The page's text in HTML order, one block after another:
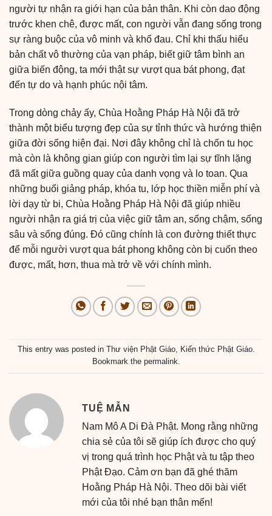
người tự nhận ra giới hạn của bản thân. Khi còn dao động
trước khen chê, được mất, con người vẫn đang sống trong
sự ràng buộc của vô minh và khổ đau. Chỉ khi thấu hiểu
bản chất vô thường của vạn pháp, biết giữ tâm bình an
giữa biến động, ta mới thật sự vượt qua bát phong, đạt
đến tự do và hạnh phúc nội tâm.
Trong dòng chảy ấy, Chùa Hoằng Pháp Hà Nội đã trở
thành một biểu tượng đẹp của sự tỉnh thức và hướng thiện
giữa đời sống hiện đại. Nơi đây không chỉ là chốn tu học
mà còn là không gian giúp con người tìm lại sự tĩnh lặng
đã mất giữa guồng quay của danh vọng và lo toan. Qua
những buổi giảng pháp, khóa tu, lớp học thiền miễn phí và
lời dạy từ bi, Chùa Hoằng Pháp Hà Nội đã giúp nhiều
người nhận ra giá trị của việc giữ tâm an, sống chậm, sống
sâu và sống đúng. Đó cũng chính là con đường thiết thực
để mỗi người vượt qua bát phong không còn bị cuốn theo
được, mất, hơn, thua mà trở về với chính mình.
This entry was posted in Thư viện Phật Giáo, Kiến thức Phật Giáo.
Bookmark the permalink.
TUỆ MẪN
Nam Mô A Di Đà Phật. Mong rằng những
chia sẻ của tôi sẽ giúp ích được cho quý
vị trong quá trình học Phật và tu tập theo
Phật Đạo. Cảm ơn bạn đã ghé thăm
Hoằng Pháp Hà Nội. Theo dõi bài viết
mới của tôi nhé bạn thân mến!